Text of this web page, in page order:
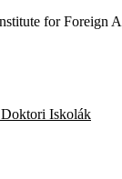
for Foreign
Iskolák